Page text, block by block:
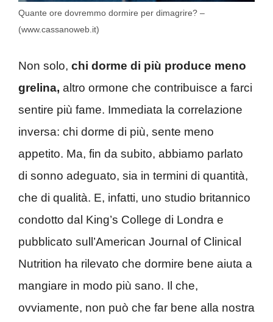
Quante ore dovremmo dormire per dimagrire? –
(www.cassanoweb.it)
Non solo, chi dorme di più produce meno
grelina, altro ormone che contribuisce a farci
sentire più fame. Immediata la correlazione
inversa: chi dorme di più, sente meno
appetito. Ma, fin da subito, abbiamo parlato
di sonno adeguato, sia in termini di quantità,
che di qualità. E, infatti, uno studio britannico
condotto dal King’s College di Londra e
pubblicato sull’American Journal of Clinical
Nutrition ha rilevato che dormire bene aiuta a
mangiare in modo più sano. Il che,
ovviamente, non può che far bene alla nostra